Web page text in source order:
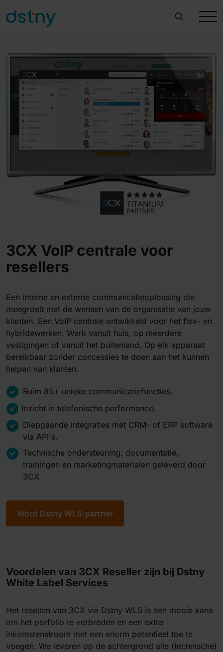
3CX VoIP centrale voor
resellers
Een interne en externe communicatieoplossing die
meegroeit met de wensen van de organisatie van jouw
klanten. Een VoIP centrale ontwikkeld voor het flex- en
hybridewerken. Werk vanuit huis, op meerdere
vestigingen of vanuit het buitenland. Op elk apparaat
bereikbaar zonder concessies te doen aan het kunnen
helpen van klanten.
Ruim 85+ unieke communicatiefuncties.
Inzicht in telefonische performance.
Diepgaande integraties met CRM- of ERP software
via API's.
Technische ondersteuning, documentatie,
trainingen en marketingmaterialen geleverd door
3CX
Word Dstny WLS-partner
Voordelen van 3CX Reseller zijn bij Dstny
White Label Services
Het resellen van 3CX via Dstny WLS is een mooie kans
om het porfolio te verbreden en een extra
inkomstenstroom met een enorm potentieel toe te
voegen. We leveren op de achtergrond alle (technische)